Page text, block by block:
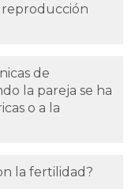
de
la pareja se ha
o a la
la fertilidad?